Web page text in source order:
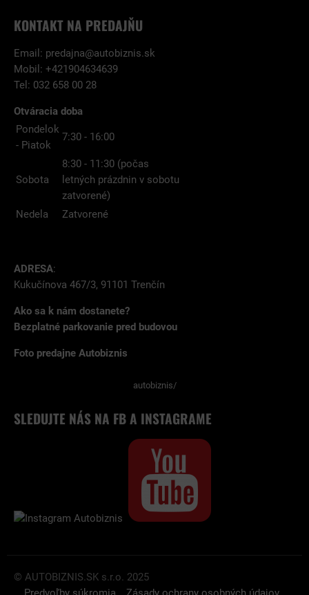
KONTAKT NA PREDAJŇU
Email: predajna@autobiznis.sk
Mobil: +421904634639
Tel: 032 658 00 28
Otváracia doba
Pondelok
- Piatok
7:30 - 16:00
Sobota
8:30 - 11:30 (počas
letných prázdnin v sobotu
zatvorené)
Nedela
Zatvorené
ADRESA:
Kukučínova 467/3, 91101 Trenčín
Ako sa k nám dostanete?
Bezplatné parkovanie pred budovou
Foto predajne Autobiznis
autobiznis/
SLEDUJTE NÁS NA FB A INSTAGRAME
© AUTOBIZNIS.SK s.r.o. 2025